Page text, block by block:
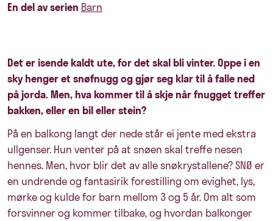
En del av serien Barn
Det er isende kaldt ute, for det skal bli vinter. Oppe i en
sky henger et snøfnugg og gjør seg klar til å falle ned
på jorda. Men, hva kommer til å skje når fnugget treffer
bakken, eller en bil eller stein?
På en balkong langt der nede står ei jente med ekstra
ullgenser. Hun venter på at snøen skal treffe nesen
hennes. Men, hvor blir det av alle snøkrystallene? SNØ er
en undrende og fantasirik forestilling om evighet, lys,
mørke og kulde for barn mellom 3 og 5 år. Om alt som
forsvinner og kommer tilbake, og hvordan balkonger